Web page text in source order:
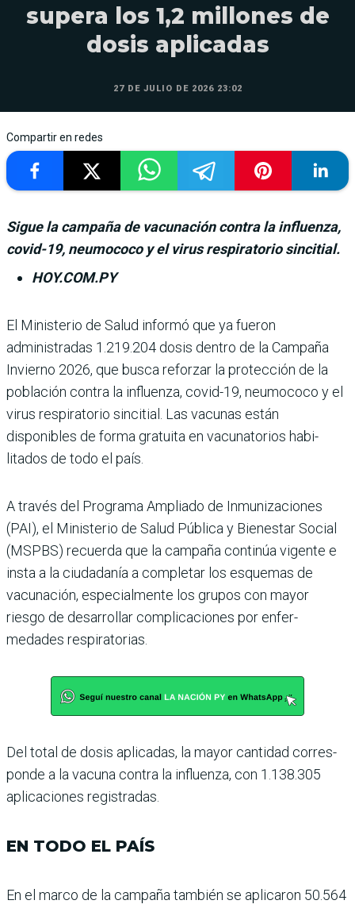
supera los 1,2 millones de
dosis aplicadas
27 DE JULIO DE 2026 23:02
Compartir en redes
Sigue la campaña de vacunación contra la influenza,
covid-19, neumococo y el virus respiratorio sincitial.
HOY.COM.PY
El Ministerio de Salud informó que ya fue­ron
administradas 1.219.204 dosis dentro de la Campaña
Invierno 2026, que busca reforzar la protección de la
población contra la influenza, covid-19, neumococo y el
virus respiratorio sincitial. Las vacu­nas están
disponibles de forma gratuita en vacunatorios habi­
litados de todo el país.
A través del Programa Ampliado de Inmunizacio­nes
(PAI), el Ministerio de Salud Pública y Bienestar Social
(MSPBS) recuerda que la campaña continúa vigente e
insta a la ciudadanía a com­pletar los esquemas de
vacuna­ción, especialmente los grupos con mayor
riesgo de desarro­llar complicaciones por enfer­
medades respiratorias.
Del total de dosis aplicadas, la mayor cantidad corres­
ponde a la vacuna contra la influenza, con 1.138.305
apli­caciones registradas.
EN TODO EL PAÍS
En el marco de la campaña también se aplicaron 50.564